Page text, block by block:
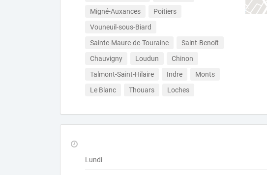
Migné-Auxances
Poitiers
Vouneuil-sous-Biard
Sainte-Maure-de-Touraine
Saint-Benoît
Chauvigny
Loudun
Chinon
Talmont-Saint-Hilaire
Indre
Monts
Le Blanc
Thouars Loches
Lundi